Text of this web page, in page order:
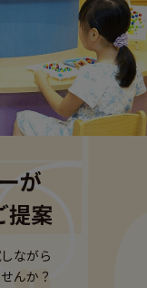
が
提案
ながら
んか？